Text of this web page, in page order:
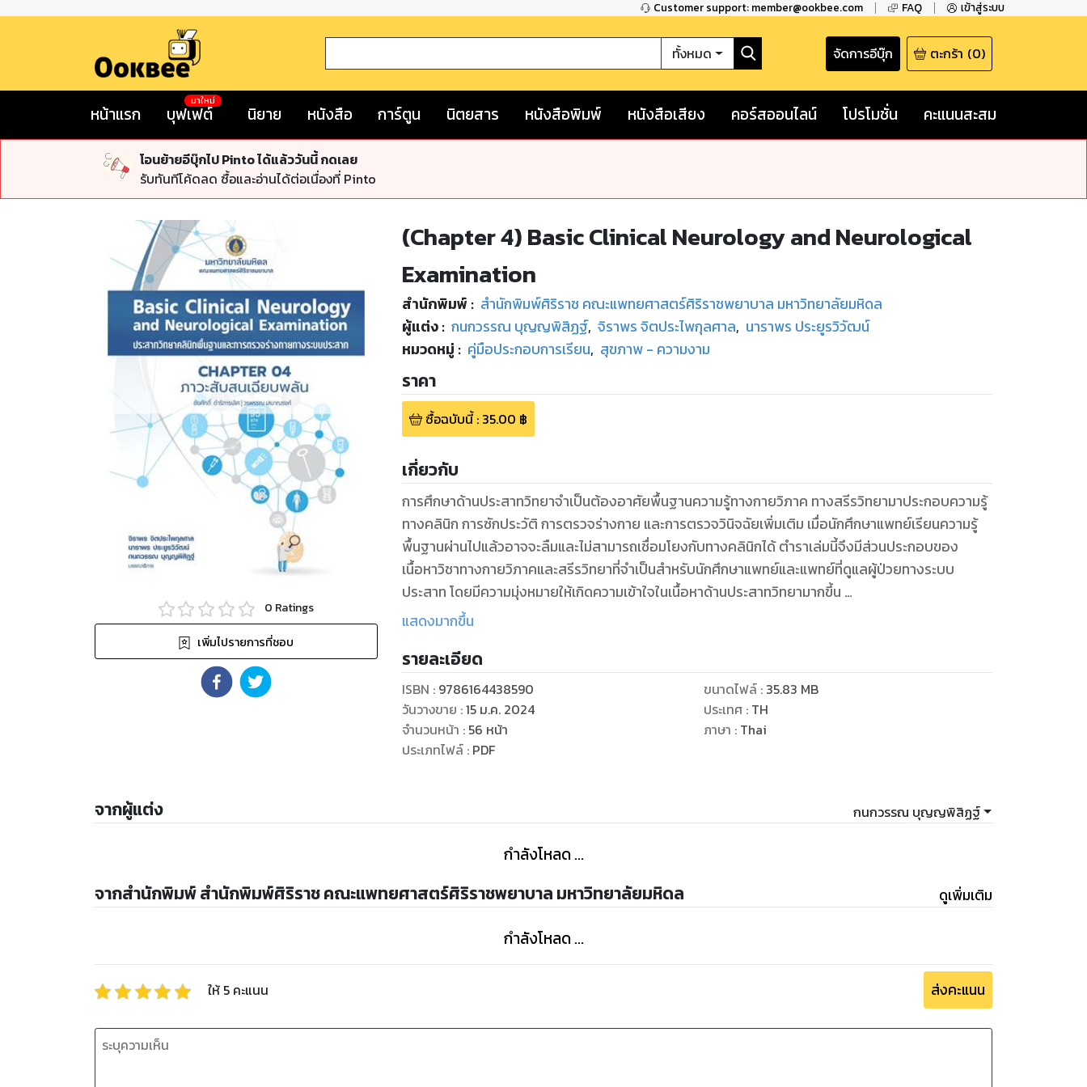
Customer support: member@ookbee.com FAQ เข้าสู่ระบบ
ทั้งหมด จัดการอีบุ๊ก ตะกร้า (0)
หน้าแรก บุฟเฟต์
มาใหม่
นิยาย หนังสือ การ์ตูน นิตยสาร หนังสือพิมพ์ หนังสือเสียง คอร์สออนไลน์ โปรโมชั่น คะแนนสะสม
โอนย้ายอีบุ๊กไป Pinto ได้แล้ววันนี้ กดเลย
รับทันทีโค้ดลด ซื้อและอ่านได้ต่อเนื่องที่ Pinto
0 Ratings
เพิ่มไปรายการที่ชอบ
(Chapter 4) Basic Clinical Neurology and Neurological
Examination
สำนักพิมพ์ : สำนักพิมพ์ศิริราช คณะแพทยศาสตร์ศิริราชพยาบาล มหาวิทยาลัยมหิดล
ผู้แต่ง : กนกวรรณ บุญญพิสิฏฐ์, จิราพร จิตประไพกุลศาล, นาราพร ประยูรวิวัฒน์
หมวดหมู่ : คู่มือประกอบการเรียน, สุขภาพ - ความงาม
ราคา
ซื้อฉบับนี้: 35.00 ฿
เกี่ยวกับ
การศึกษาด้านประสาทวิทยาจำเป็นต้องอาศัยพื้นฐานความรู้ทางกายวิภาค ทางสรีรวิทยามาประกอบความรู้
ทางคลินิก การซักประวัติ การตรวจร่างกาย และการตรวจวินิจฉัยเพิ่มเติม เมื่อนักศึกษาแพทย์เรียนความรู้
พื้นฐานผ่านไปแล้วอาจจะลืมและไม่สามารถเชื่อมโยงกับทางคลินิกได้ ตำราเล่มนี้จึงมีส่วนประกอบของ
เนื้อหาวิชาทางกายวิภาคและสรีรวิทยาที่จำเป็นสำหรับนักศึกษาแพทย์และแพทย์ที่ดูแลผู้ป่วยทางระบบ
ประสาท โดยมีความมุ่งหมายให้เกิดความเข้าใจในเนื้อหาด้านประสาทวิทยามากขึ้น
ผู้นิพนธ์หวังว่าเมื่อผู้อ่านสามารถทำความเข้าใจได้แล้ว จะเกิดความมั่นใจในความรู้ทางประสาทวิทยามากขึ้น
นอกจากเนื้อหาในรูปแบบบทความแล้ว ยังมีการแสดงการตรวจร่างกาย ตลอดจนอาการแสดงของผู้ป่วย
ด้วยคลิปวิดีโอ ซึ่งจะช่วยทำให้การเรียนรู้เร็วมากขึ้น เพราะได้เห็นตัวอย่างจริง อย่างไรก็ตาม ร่างกายมนุษย์
ซึ่งรวมถึงระบบประสาทมีความหลากหลายและซับซ้อน ตำรานี้ครอบคลุมเนื้อหาเพียงขั้นพื้นฐาน จึงขอ
แนะนำให้ผู้สนใจ
ศึกษาในรายละเอียดเพิ่มเติมต่อไป
แสดงมากขึ้น
รายละเอียด
ISBN : 9786164438590
วันวางขาย :15 ม.ค. 2024
จำนวนหน้า : 56 หน้า
ประเภทไฟล์: PDF
ขนาดไฟล์: 35.83 MB
ประเทศ : TH
ภาษา : Thai
จากผู้แต่ง กนกวรรณ บุญญพิสิฏฐ์
กำลังโหลด ...
จากสำนักพิมพ์ สำนักพิมพ์ศิริราช คณะแพทยศาสตร์ศิริราชพยาบาล มหาวิทยาลัยมหิดล ดูเพิ่มเติม
กำลังโหลด ...
ให้ 5 คะแนน ส่งคะแนน